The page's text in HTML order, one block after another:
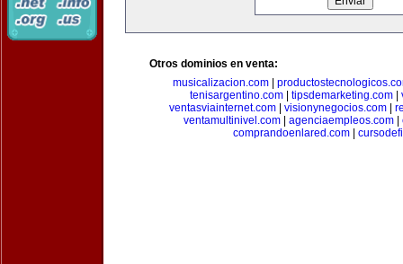
Otros dominios en venta:
musicalizacion.com|
tenisargentino.com
tipsdemarketing.com
ventasviainternet.com
visionynegocios.com
ventamultinivel.com| agenciaempleos.com|
comprandoenlared.com|